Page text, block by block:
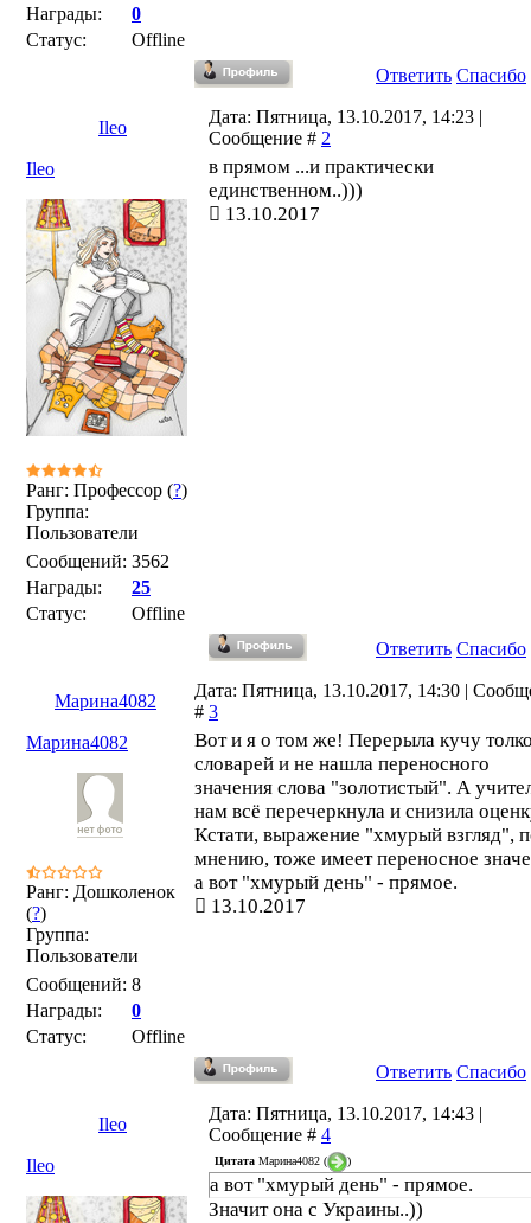
Награды:
0
Статус:
Offline
Ответить Спасибо
Ileo
Дата: Пятница, 13.10.2017, 14:23 |
Сообщение # 2
Ileo
Ранг: Профессор (?)
Группа:
Пользователи
Сообщений: 3562
Награды:
25
Статус:
Offline
в прямом ...и практически
единственном..)))
13.10.2017
Ответить Спасибо
Марина4082
Дата: Пятница, 13.10.2017, 14:30 |
# 3
Марина4082
Ранг: Дошколенок
(?)
Группа:
Пользователи
Сообщений: 8
Награды:
0
Статус:
Offline
Вот и я о том же! Перерыла кучу
словарей и не нашла переносного
значения слова "золотистый". А
нам всё перечеркнула и снизила
Кстати, выражение "хмурый взгляд",
мнению, тоже имеет переносное
а вот "хмурый день" - прямое.
13.10.2017
Ответить Спасибо
Ileo
Дата: Пятница, 13.10.2017, 14:43 |
Сообщение # 4
Ileo
Цитата Марина4082 ( )
а вот "хмурый день" - прямое.
Значит она с Украины..))